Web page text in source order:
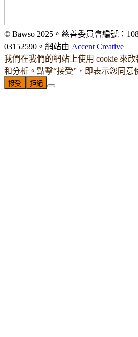
© Bawso 2025。慈善委員會編號：
03152590。網站由 Accent Creative
我們在我們的網站上使用 cookie 來
和分析。點擊“接受”，即表示您同意
接受 拒絕